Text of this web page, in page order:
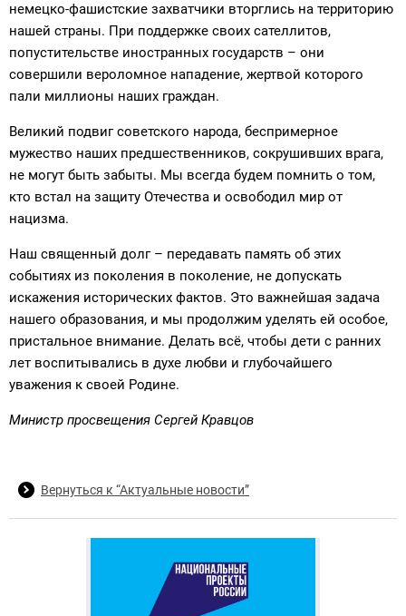
немецко-фашистские захватчики вторглись на территорию
нашей страны. При поддержке своих сателлитов,
попустительстве иностранных государств – они
совершили вероломное нападение, жертвой которого
пали миллионы наших граждан.
Великий подвиг советского народа, беспримерное
мужество наших предшественников, сокрушивших врага,
не могут быть забыты. Мы всегда будем помнить о том,
кто встал на защиту Отечества и освободил мир от
нацизма.
Наш священный долг – передавать память об этих
событиях из поколения в поколение, не допускать
искажения исторических фактов. Это важнейшая задача
нашего образования, и мы продолжим уделять ей особое,
пристальное внимание. Делать всё, чтобы дети с ранних
лет воспитывались в духе любви и глубочайшего
уважения к своей Родине.
Министр просвещения Сергей Кравцов
Вернуться к “Актуальные новости”